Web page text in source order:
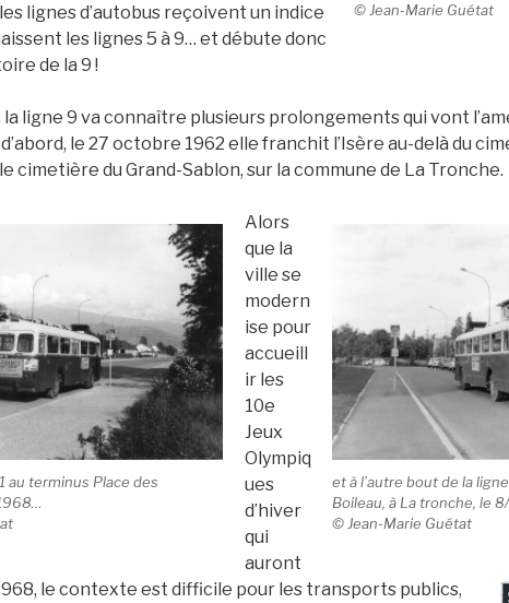
© Jean-Marie Guétat
lignes d’autobus reçoivent un indice
les lignes 5 à 9… et débute donc
de la 9 !
la ligne 9 va connaître plusieurs prolongements qui vont
le 27 octobre 1962 elle franchit l’Isère au-delà du
cimetière du Grand-Sablon, sur la commune de La Tronche.
au terminus Place des
et à l’autre bout de la
Boileau, à La tronche, le
© Jean-Marie Guétat
Alors
que la
ville se
modern
ise pour
accueill
ir les
10e
Jeux
Olympiq
ues
d’hiver
qui
auront
le contexte est difficile pour les transports publics,